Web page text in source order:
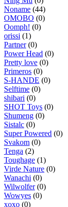
Noname (44)
OMOBO (0)
Oomph! (0)
orissi (1)
Partner(0)
Power Head (0)
Pretty love (0)
Primeros (0)
S-HANDE (0)
Selftime (0)
shibari (0)
SHOT Toys (0)
Shumeng (0)
Sistalc (0)
Super Powered (0)
Svakom (0)
Tenga (2)
Toughage (1)
Virde Nature (0)
Wanachi (0)
Wilwolfer(0)
Wowyes (0)
xoxo (0)